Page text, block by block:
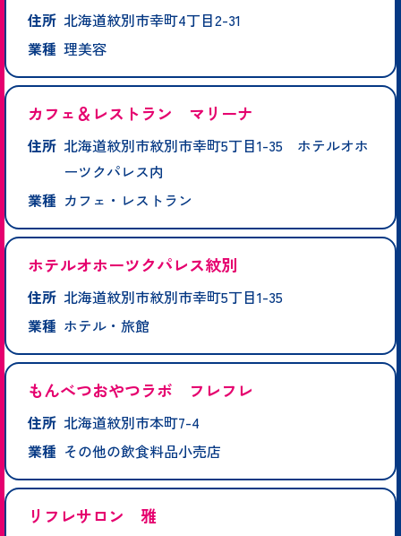
住所 北海道紋別市幸町4丁目2-31
業種 理美容
カフェ＆レストラン マリーナ
住所 北海道紋別市紋別市幸町5丁目1-35 ホテルオホ
ーツクパレス内
業種 カフェ・レストラン
ホテルオホーツクパレス紋別
住所 北海道紋別市紋別市幸町5丁目1-35
業種 ホテル・旅館
もんべつおやつラボ フレフレ
住所 北海道紋別市本町7-4
業種 その他の飲食料品小売店
リフレサロン 雅